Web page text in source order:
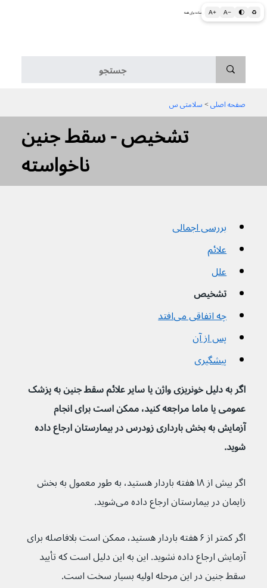
A+ A− 🌓 ♻ اطلاعات پزشکی و بهداشتی به زبان ساده برای همه
صفحه اصلی > سلامتی س
تشخیص - سقط جنین
ناخواسته
بررسی اجمالی
علائم
علل
تشخیص
چه اتفاقی می‌افتد
پس از آن
پیشگیری
اگر به دلیل خونریزی واژن یا سایر علائم سقط جنین به پزشک
عمومی یا ماما مراجعه کنید، ممکن است برای انجام
آزمایش به بخش بارداری زودرس در بیمارستان ارجاع داده
شوید.
اگر بیش از ۱۸ هفته باردار هستید، به طور معمول به بخش
زایمان در بیمارستان ارجاع داده می‌شوید.
اگر کمتر از ۶ هفته باردار هستید، ممکن است بلافاصله برای
آزمایش ارجاع داده نشوید. این به این دلیل است که تأیید
سقط جنین در این مرحله اولیه بسیار سخت است.